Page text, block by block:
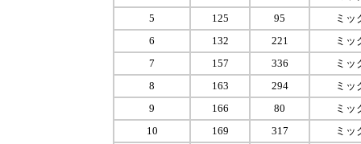
5
125 95
ミッ
6
132 221
ミッ
7
157 336
ミッ
8
163 294
ミッ
9
166 80
ミッ
10
169 317
ミッ